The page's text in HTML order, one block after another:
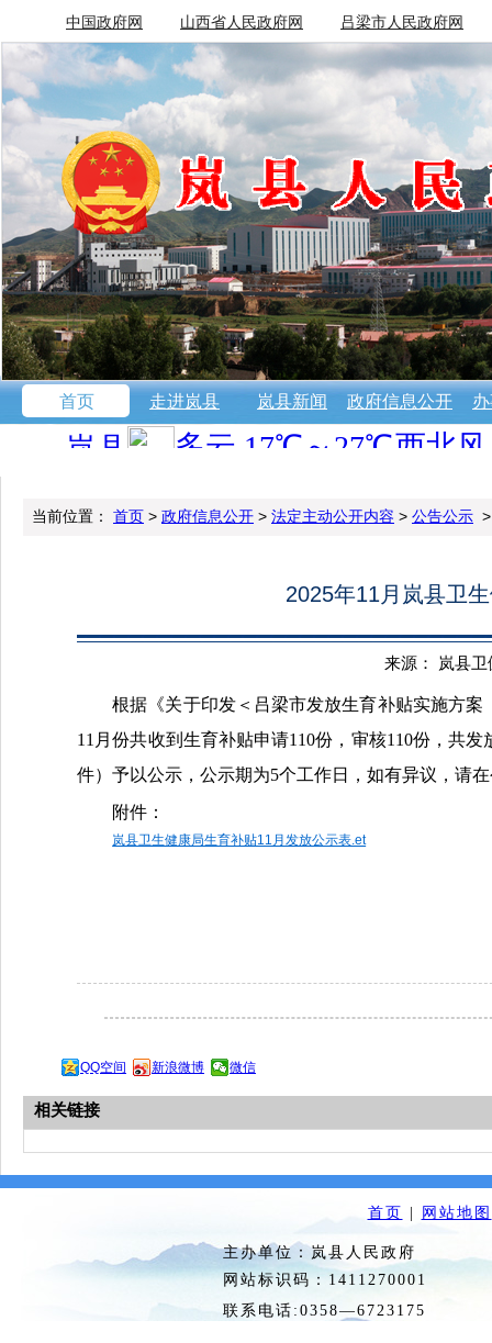
中国政府网 山西省人民政府网 吕梁市人民政府网
首页 走进岚县 岚县新闻 政府信息公开
当前位置： 首页 > 政府信息公开 > 法定主动公开内容 > 公告公示
2025年11月岚县卫
来源： 岚县
根据《关于印发＜吕梁市发放生育补贴实施方案
11月份共收到生育补贴申请110份，审核110份，共
件）予以公示，公示期为5个工作日，如有异议，请
附件：
岚县卫生健康局生育补贴11月发放公示表.et
QQ空间 新浪微博 微信
相关链接
首页 网站地图
主办单位：岚县人民政府
网站标识码：
联系电话